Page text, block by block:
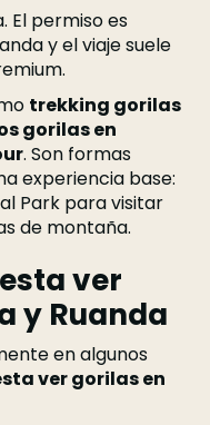
El permiso es
y el viaje suele
trekking gorilas
gorilas en
. Son formas
experiencia base:
Park para visitar
de montaña.
ver
y Ruanda
en algunos
ver gorilas en